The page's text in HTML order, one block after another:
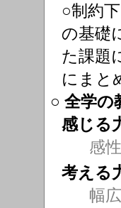
○制約
の基礎
た課題
にまと
○ 全学の
感じる
感性
考える
幅